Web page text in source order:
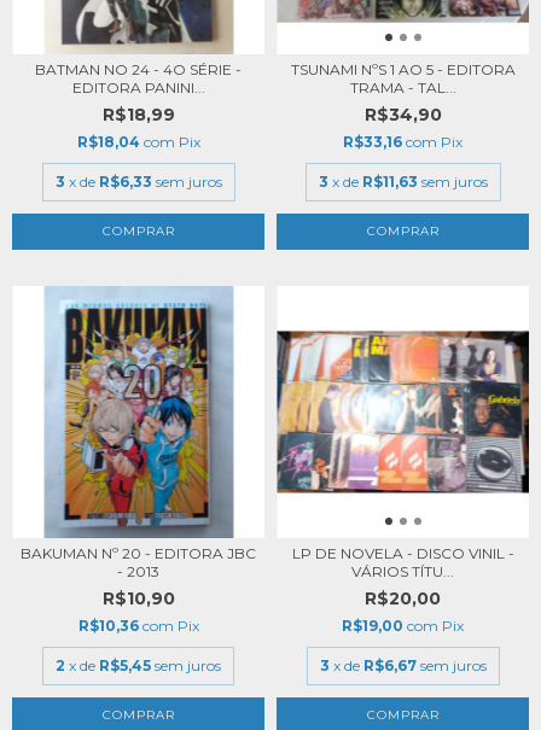
BATMAN NO 24 - 4O SÉRIE -
EDITORA PANINI...
R$18,99
R$18,04 com Pix
3 x de R$6,33 sem juros
TSUNAMI NºS 1 AO 5 - EDITORA
TRAMA - TAL...
R$34,90
R$33,16 com Pix
3 x de R$11,63 sem juros
BAKUMAN Nº 20 - EDITORA JBC
- 2013
R$10,90
R$10,36 com Pix
2 x de R$5,45 sem juros
LP DE NOVELA - DISCO VINIL -
VÁRIOS TÍTU...
R$20,00
R$19,00 com Pix
3 x de R$6,67 sem juros